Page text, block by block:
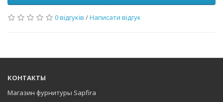
0 відгуків /Написати відгук
КОНТАКТЫ
Магазин фурнитуры Sapfira